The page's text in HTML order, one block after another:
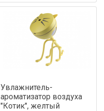
Увлажнитель-
ароматизатор воздуха
"Котик", желтый